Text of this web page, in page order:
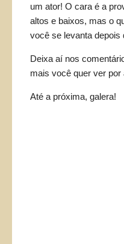
um ator! O cara é a
altos e baixos, mas o
você se levanta depois
Deixa aí nos
mais você quer ver por
Até a próxima, galera!